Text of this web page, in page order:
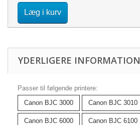
Læg i kurv
YDERLIGERE INFORMATION
Passer til følgende printere:
Canon BJC 3000
Canon BJC 3010
Canon BJC 6000 Canon BJC 6100